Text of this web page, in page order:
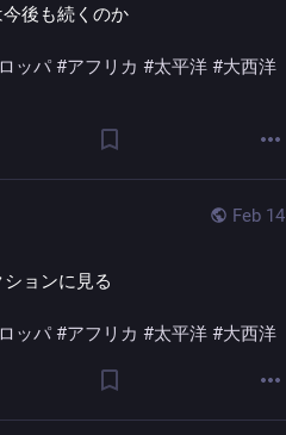
後も続くのか
ッパ #アフリカ #太平洋 #大西洋
Feb 14
ョンに見る
ッパ #アフリカ #太平洋 #大西洋